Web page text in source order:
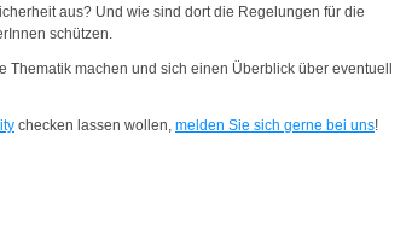
aus? Und wie sind dort die Regelungen für die
schützen.
Thematik machen und sich einen Überblick über eventuell
checken lassen wollen, melden Sie sich gerne bei uns!